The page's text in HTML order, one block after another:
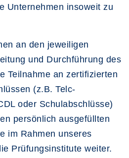
Unternehmen insoweit zu
an den jeweiligen
und Durchführung des
Teilnahme an zertifizierten
(z.B. Telc-
oder Schulabschlüsse)
persönlich ausgefüllten
im Rahmen unseres
Prüfungsinstitute weiter.